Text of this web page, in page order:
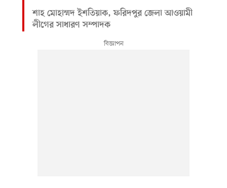
শাহ মোহাম্মদ ইশতিয়াক, ফরিদপুর জেলা আওয়ামী
লীগের সাধারণ সম্পাদক